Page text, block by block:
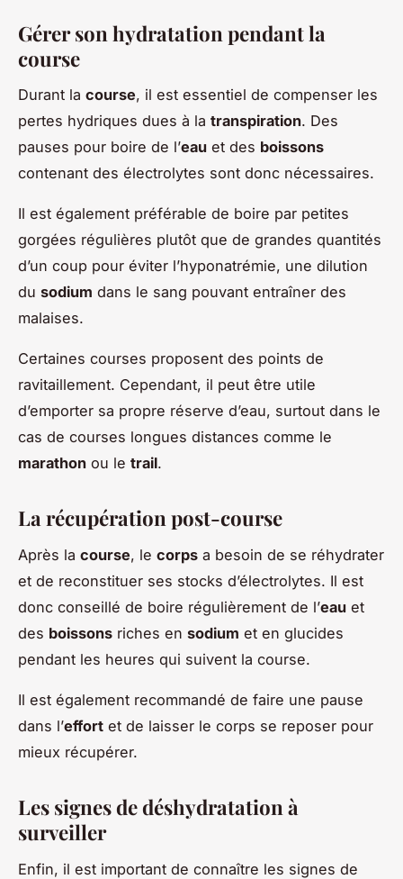
Gérer son hydratation pendant la
course
Durant la course, il est essentiel de compenser les
pertes hydriques dues à la transpiration. Des
pauses pour boire de l’eau et des boissons
contenant des électrolytes sont donc nécessaires.
Il est également préférable de boire par petites
gorgées régulières plutôt que de grandes quantités
d’un coup pour éviter l’hyponatrémie, une dilution
du sodium dans le sang pouvant entraîner des
malaises.
Certaines courses proposent des points de
ravitaillement. Cependant, il peut être utile
d’emporter sa propre réserve d’eau, surtout dans le
cas de courses longues distances comme le
marathon ou le trail.
La récupération post-course
Après la course, le corps a besoin de se réhydrater
et de reconstituer ses stocks d’électrolytes. Il est
donc conseillé de boire régulièrement de l’eau et
des boissons riches en sodium et en glucides
pendant les heures qui suivent la course.
Il est également recommandé de faire une pause
dans l’effort et de laisser le corps se reposer pour
mieux récupérer.
Les signes de déshydratation à
surveiller
Enfin, il est important de connaître les signes de